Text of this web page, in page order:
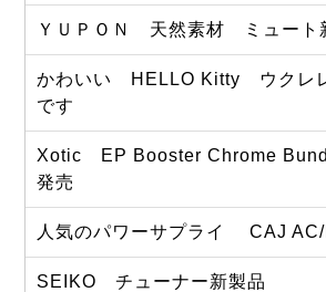
ＹＵＰＯＮ 天然素材 ミュート
かわいい HELLO Kitty ウクレ
です
Xotic EP Booster Chrome
発売
人気のパワーサプライ CAJ
SEIKO チューナー新製品